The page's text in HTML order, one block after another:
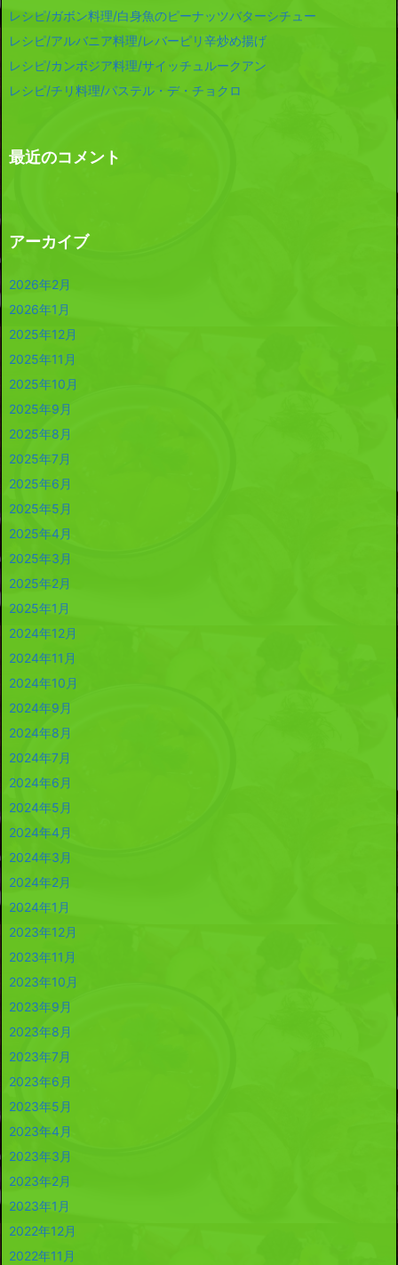
レシピ/ガボン料理/白身魚のピーナッツバターシチュー
レシピ/アルバニア料理/レバーピリ辛炒め揚げ
レシピ/カンボジア料理/サイッチュルークアン
レシピ/チリ料理/パステル・デ・チョクロ
最近のコメント
アーカイブ
2026年2月
2026年1月
2025年12月
2025年11月
2025年10月
2025年9月
2025年8月
2025年7月
2025年6月
2025年5月
2025年4月
2025年3月
2025年2月
2025年1月
2024年12月
2024年11月
2024年10月
2024年9月
2024年8月
2024年7月
2024年6月
2024年5月
2024年4月
2024年3月
2024年2月
2024年1月
2023年12月
2023年11月
2023年10月
2023年9月
2023年8月
2023年7月
2023年6月
2023年5月
2023年4月
2023年3月
2023年2月
2023年1月
2022年12月
2022年11月